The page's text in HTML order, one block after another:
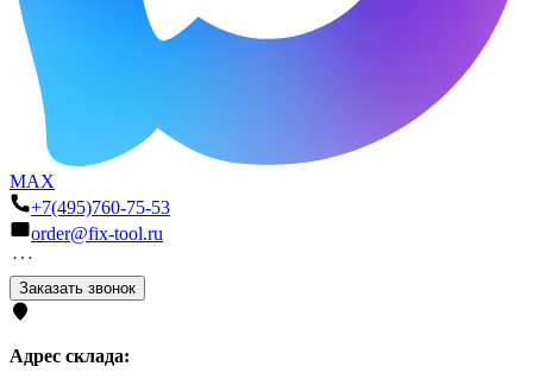
MAX
+7(495)760-75-53
order@fix-tool.ru
Заказать звонок
Адрес склада: